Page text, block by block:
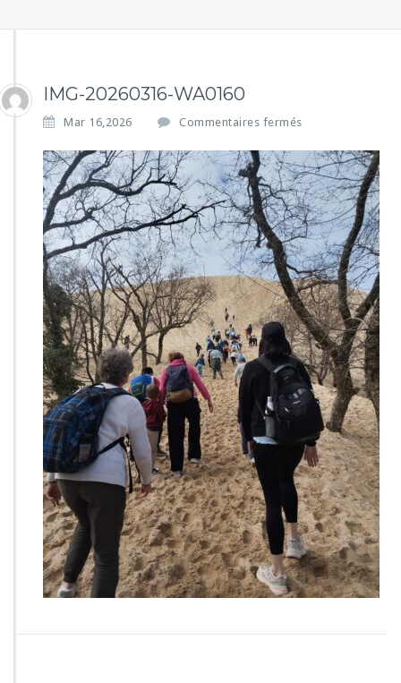
IMG-20260316-WA0160
Mar 16,2026 Commentaires fermés
r
I
M
G
-
2
0
2
6
0
3
1
6
-
W
0
1
6
0